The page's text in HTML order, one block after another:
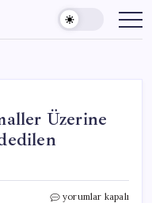
Üzerine
Havza
yorumlar kapalı